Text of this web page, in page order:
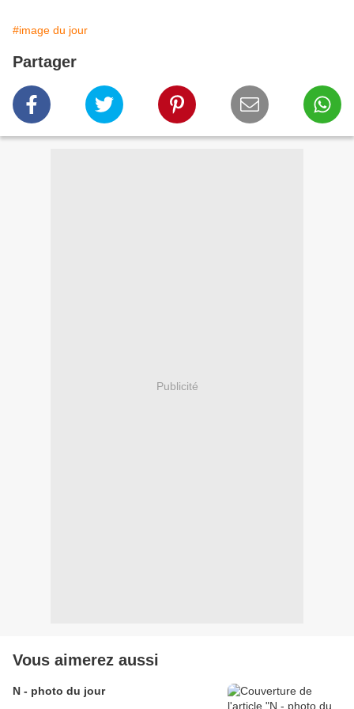
#image du jour
Partager
Publicité
Vous aimerez aussi
N - photo du jour